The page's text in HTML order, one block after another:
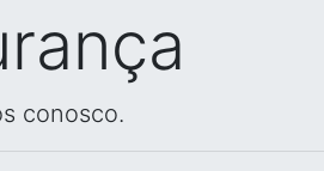
conosco.